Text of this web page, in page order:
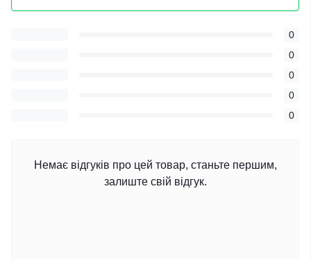
0
0
0
0
0
Немає відгуків про цей товар, станьте першим,
залиште свій відгук.